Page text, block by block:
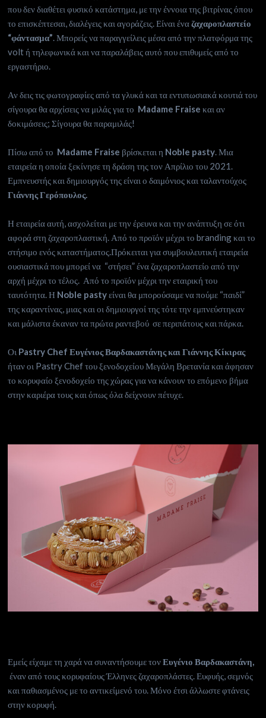
που δεν διαθέτει φυσικό κατάστημα, με την έννοια της βιτρίνας όπου
το επισκέπτεσαι, διαλέγεις και αγοράζεις. Είναι έναζαχαροπλαστείο
“φάντασμα”. Μπορείς να παραγγείλεις μέσα από την πλατφόρμα της
volt ή τηλεφωνικά και να παραλάβεις αυτό που επιθυμείς από το
εργαστήριο.
Αν δεις τις φωτογραφίες από τα γλυκά και τα εντυπωσιακά κουτιά του
σίγουρα θα αρχίσεις να μιλάς για το Madame Fraise και αν
δοκιμάσεις; Σίγουρα θα παραμιλάς!
Πίσω από το Madame Fraise βρίσκεται η Noble pasty. Μια
εταιρεία η οποία ξεκίνησε τη δράση της τον Απρίλιο του 2021.
Εμπνευστής και δημιουργός της είναι ο δαιμόνιος και ταλαντούχος
Γιάννης Γερόπουλος.
Η εταιρεία αυτή, ασχολείται με την έρευνα και την ανάπτυξη σε ότι
αφορά στη ζαχαροπλαστική. Από το προϊόν μέχρι το branding και το
στήσιμο ενός καταστήματος.Πρόκειται για συμβουλευτική εταιρεία
ουσιαστικά που μπορεί να “στήσει” ένα ζαχαροπλαστείο από την
αρχή μέχρι το τέλος. Από το προϊόν μέχρι την εταιρική του
ταυτότητα. Η Noble pastyείναι θα μπορούσαμε να πούμε “παιδί”
της καραντίνας, μιας και οι δημιουργοί της τότε την εμπνεύστηκαν
και μάλιστα έκαναν τα πρώτα ραντεβού σε περιπάτους και πάρκα.
Οι Pastry Chef Ευγένιος Βαρδακαστάνης και Γιάννης Κίκιρας
ήταν οι Pastry Chef του ξενοδοχείου Μεγάλη Βρετανία και άφησαν
το κορυφαίο ξενοδοχείο της χώρας για να κάνουν το επόμενο βήμα
στην καριέρα τους και όπως όλα δείχνουν πέτυχε.
Εμείς είχαμε τη χαρά να συναντήσουμε τονΕυγένιο Βαρδακαστάνη,
έναν από τους κορυφαίους Έλληνες ζαχαροπλάστες. Ευφυής, σεμνός
και παθιασμένος με το αντικείμενό του. Μόνο έτσι άλλωστε φτάνεις
στην κορυφή.